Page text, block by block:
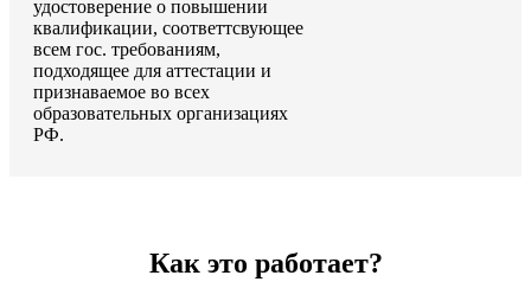
удостоверение о повышении
квалификации, соответтсвующее
всем гос. требованиям,
подходящее для аттестации и
признаваемое во всех
образовательных организациях
РФ.
Как это работает?